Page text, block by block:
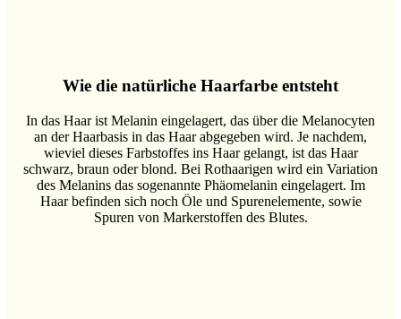
Wie die natürliche Haarfarbe entsteht
In das Haar ist Melanin eingelagert, das über die Melanocyten
an der Haarbasis in das Haar abgegeben wird. Je nachdem,
wieviel dieses Farbstoffes ins Haar gelangt, ist das Haar
schwarz, braun oder blond. Bei Rothaarigen wird ein Variation
des Melanins das sogenannte Phäomelanin eingelagert. Im
Haar befinden sich noch Öle und Spurenelemente, sowie
Spuren von Markerstoffen des Blutes.